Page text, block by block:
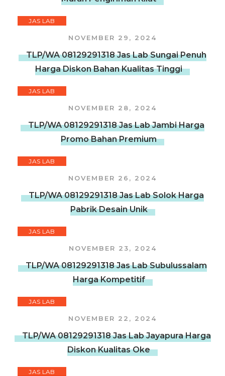
JAS LAB
NOVEMBER 29, 2024
TLP/WA 08129291318 Jas Lab Sungai Penuh
Harga Diskon Bahan Kualitas Tinggi
JAS LAB
NOVEMBER 28, 2024
TLP/WA 08129291318 Jas Lab Jambi Harga
Promo Bahan Premium
JAS LAB
NOVEMBER 26, 2024
TLP/WA 08129291318 Jas Lab Solok Harga
Pabrik Desain Unik
JAS LAB
NOVEMBER 23, 2024
TLP/WA 08129291318 Jas Lab Subulussalam
Harga Kompetitif
JAS LAB
NOVEMBER 22, 2024
TLP/WA 08129291318 Jas Lab Jayapura Harga
Diskon Kualitas Oke
JAS LAB